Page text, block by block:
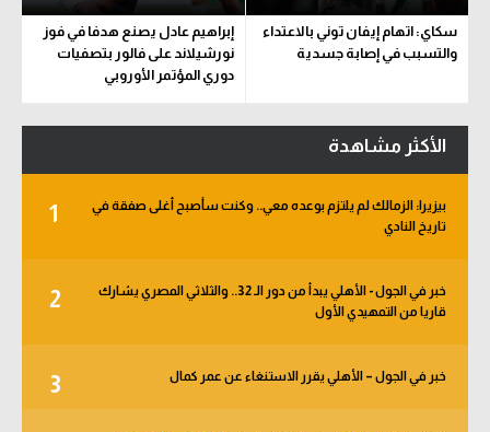
سكاي: اتهام إيفان توني بالاعتداء
والتسبب في إصابة جسدية
إبراهيم عادل يصنع هدفا في فوز
نورشيلاند على فالور بتصفيات
دوري المؤتمر الأوروبي
الأكثر مشاهدة
1
بيزيرا: الزمالك لم يلتزم بوعده معي.. وكنت سأصبح أغلى صفقة في
تاريخ النادي
2
خبر في الجول - الأهلي يبدأ من دور الـ 32.. والثلاثي المصري يشارك
قاريا من التمهيدي الأول
3 خبر في الجول – الأهلي يقرر الاستنغاء عن عمر كمال